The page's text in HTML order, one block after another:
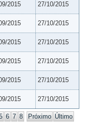
2015 27/10/2015
2015 27/10/2015
2015 27/10/2015
2015 27/10/2015
2015 27/10/2015
2015 27/10/2015
6 7 8 Próximo Último